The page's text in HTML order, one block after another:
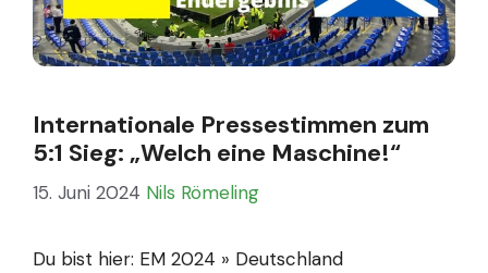
Internationale Pressestimmen zum
5:1 Sieg: „Welch eine Maschine!“
15. Juni 2024 Nils Römeling
Du bist hier: EM 2024 » Deutschland